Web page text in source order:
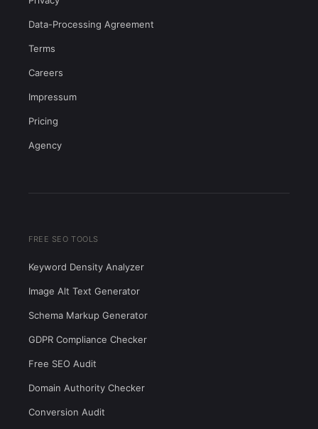
Data-Processing Agreement
Terms
Careers
Impressum
Pricing
Agency
FREE SEO TOOLS
Keyword Density Analyzer
Image Alt Text Generator
Schema Markup Generator
GDPR Compliance Checker
Free SEO Audit
Domain Authority Checker
Conversion Audit